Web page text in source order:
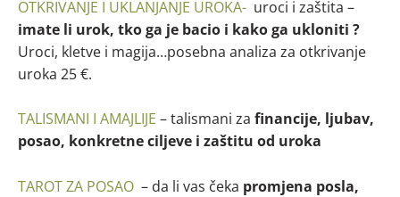
OTKRIVANJE I UKLANJANJE UROKA- uroci i zaštita –
imate li urok, tko ga je bacio i kako ga ukloniti ?
Uroci, kletve i magija…posebna analiza za otkrivanje
uroka 25 €.
TALISMANI I AMAJLIJE – talismani za financije, ljubav,
posao, konkretne ciljeve i zaštitu od uroka
TAROT ZA POSAO – da li vas čeka promjena posla,